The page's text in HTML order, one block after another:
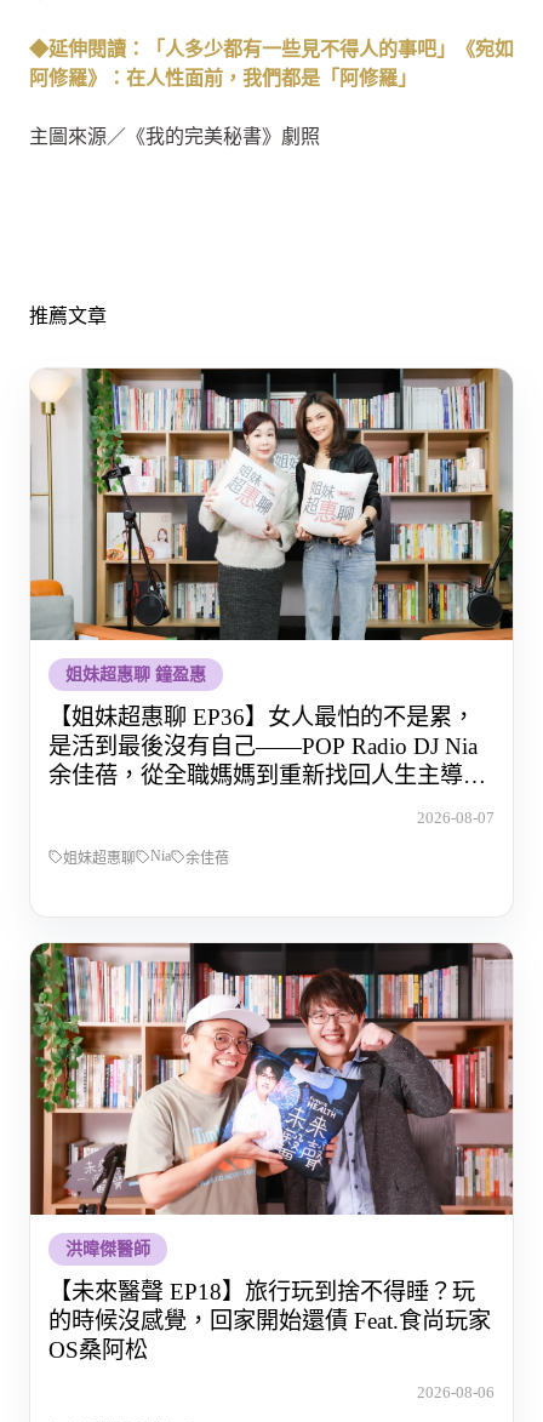
◆延伸閱讀：「人多少都有一些見不得人的事吧」《宛如
阿修羅》：在人性面前，我們都是「阿修羅」
主圖來源／《我的完美秘書》劇照
推薦文章
姐妹超惠聊 鐘盈惠
【姐妹超惠聊 EP36】女人最怕的不是累，
是活到最後沒有自己——POP Radio DJ Nia
余佳蓓，從全職媽媽到重新找回人生主導權
2026-08-07
姐妹超惠聊 Nia 余佳蓓
洪暐傑醫師
【未來醫聲 EP18】旅行玩到捨不得睡？玩
的時候沒感覺，回家開始還債 Feat.食尚玩家
OS桑阿松
2026-08-06